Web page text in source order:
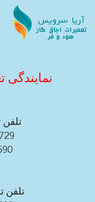
نمایندگی
تلفن